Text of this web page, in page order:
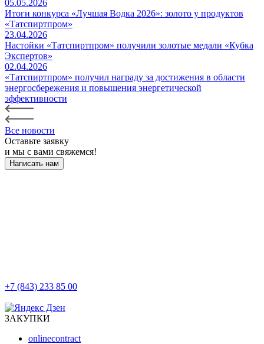
05.05.2026
Итоги конкурса «Лучшая Водка 2026»: золото у продуктов
«Татспиртпром»
23.04.2026
Настойки «Татспиртпром» получили золотые медали «Кубка
Экспертов»
02.04.2026
«Татспиртпром» получил награду за достижения в области
энергосбережения и повышения энергетической
эффективности
Все новости
Оставьте заявку
и мы с вами свяжемся!
Написать нам
+7 (843) 233 85 00
ЗАКУПКИ
onlinecontract